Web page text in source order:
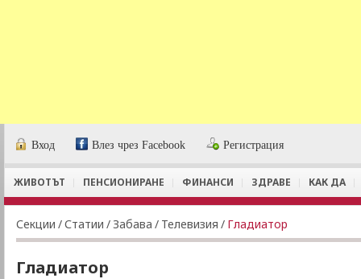
Вход Влез чрез Facebook Регистрация
ЖИВОТЪТ ПЕНСИОНИРАНЕ ФИНАНСИ ЗДРАВЕ КАК ДА
Секции /Статии / Забава / Телевизия / Гладиатор
Гладиатор